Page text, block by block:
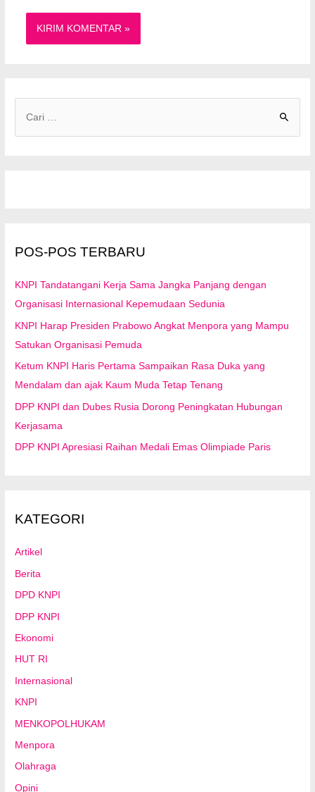
kPOS-POS TERBARU
KNPI Tandatangani Kerja Sama Jangka Panjang dengan
Organisasi Internasional Kepemudaan Sedunia
KNPI Harap Presiden Prabowo Angkat Menpora yang Mampu
Satukan Organisasi Pemuda
Ketum KNPI Haris Pertama Sampaikan Rasa Duka yang
Mendalam dan ajak Kaum Muda Tetap Tenang
DPP KNPI dan Dubes Rusia Dorong Peningkatan Hubungan
Kerjasama
DPP KNPI Apresiasi Raihan Medali Emas Olimpiade Paris
KATEGORI
Artikel
Berita
DPD KNPI
DPP KNPI
Ekonomi
HUT RI
Internasional
KNPI
MENKOPOLHUKAM
Menpora
Olahraga
Opini